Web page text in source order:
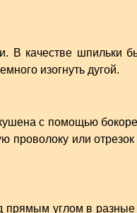
В качестве шпильки
изогнуть дугой.
с помощью
проволоку или
углом в разные